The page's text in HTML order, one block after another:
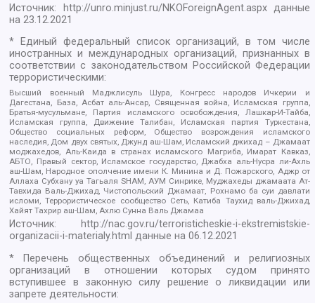
Источник: http://unro.minjust.ru/NKOForeignAgent.aspxданные
на23.12.2021
* Единый федеральный список организаций, в том числе
иностранных и международных организаций, признанных в
соответствии с законодательством Российской Федерации
террористическими:
Высший военный Маджлисуль Шура, Конгресс народов Ичкерии и
Дагестана, База, Асбат аль-Ансар, Священная война, Исламская группа,
Братья-мусульмане, Партия исламского освобождения, Лашкар-И-Тайба,
Исламская группа, Движение Талибан, Исламская партия Туркестана,
Общество социальных реформ, Общество возрождения исламского
наследия, Дом двух святых, Джунд аш-Шам, Исламский джихад – Джамаат
моджахедов, Аль-Каида в странах исламского Магриба, Имарат Кавказ,
АБТО, Правый сектор, Исламское государство, Джабха аль-Нусра ли-Ахль
аш-Шам, Народное ополчение имени К. Минина и Д. Пожарского, Аджр от
Аллаха Субхану уа Тагьаля SHAM, АУМ Синрике, Муджахеды джамаата Ат-
Тавхида Валь-Джихад, Чистопольский Джамаат, Рохнамо ба суи давлати
исломи, Террористическое сообщество Сеть, Катиба Таухид валь-Джихад,
Хайят Тахрир аш-Шам, Ахлю Сунна Валь Джамаа
Источник:
http://nac.gov.ru/terroristicheskie-i-ekstremistskie-
organizacii-i-materialy.html данные на06.12.2021
* Перечень общественных объединений и религиозных
организаций в отношении которых судом принято
вступившее в законную силу решение о ликвидации или
запрете деятельности: